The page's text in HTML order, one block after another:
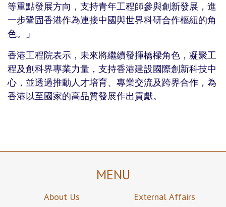
等重點發展方向，支持青年工程師參與創新發展，進
一步鞏固香港作為連接中國與世界科研合作樞紐的角
色。」
香港工程院表示，未來將繼續發揮橋樑角色，凝聚工
程及創科界專業力量，支持香港建設國際創新科技中
心，並透過推動人才培育、專業交流及跨界合作，為
香港以至國家的高品質發展作出貢獻。
MENU
About Us
External Affairs